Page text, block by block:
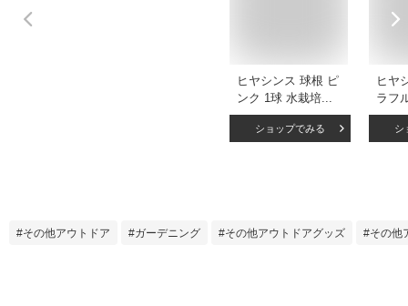
ヒヤシンス 球根 ピ
ンク 1球 水栽培用
大球 秋植え 球根 ヒ
アシンス 山野草 宿
ショップでみる
ヒヤ
ラフ
色各
ック
シ
その他アウトドア ガーデニング その他アウトドアグッズ その他